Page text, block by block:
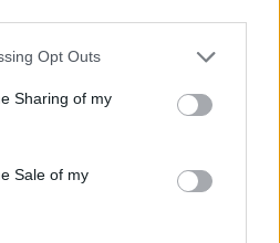
Opt Outs
Sharing of my
Sale of my
vs.